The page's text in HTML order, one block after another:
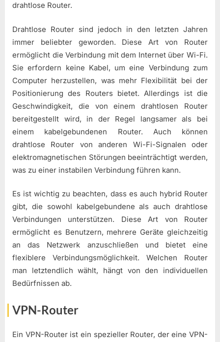
drahtlose Router.
Drahtlose Router sind jedoch in den letzten Jahren
immer beliebter geworden. Diese Art von Router
ermöglicht die Verbindung mit dem Internet über Wi-Fi.
Sie erfordern keine Kabel, um eine Verbindung zum
Computer herzustellen, was mehr Flexibilität bei der
Positionierung des Routers bietet. Allerdings ist die
Geschwindigkeit, die von einem drahtlosen Router
bereitgestellt wird, in der Regel langsamer als bei
einem kabelgebundenen Router. Auch können
drahtlose Router von anderen Wi-Fi-Signalen oder
elektromagnetischen Störungen beeinträchtigt werden,
was zu einer instabilen Verbindung führen kann.
Es ist wichtig zu beachten, dass es auch hybrid Router
gibt, die sowohl kabelgebundene als auch drahtlose
Verbindungen unterstützen. Diese Art von Router
ermöglicht es Benutzern, mehrere Geräte gleichzeitig
an das Netzwerk anzuschließen und bietet eine
flexiblere Verbindungsmöglichkeit. Welchen Router
man letztendlich wählt, hängt von den individuellen
Bedürfnissen ab.
VPN-Router
Ein VPN-Router ist ein spezieller Router, der eine VPN-